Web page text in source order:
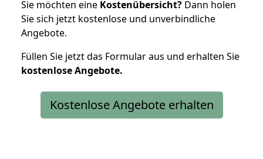
Sie möchten eine Kostenübersicht? Dann holen
Sie sich jetzt kostenlose und unverbindliche
Angebote.
Füllen Sie jetzt das Formular aus und erhalten Sie
kostenloseAngebote.
Kostenlose Angebote erhalten